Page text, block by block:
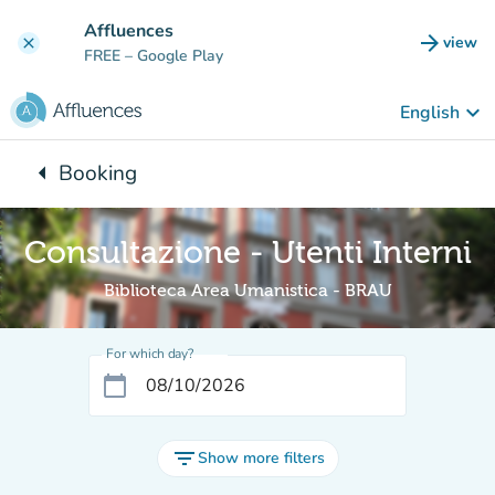
clear Affluences
FREE – Google Play arrow_forward view
(new
English keyboard_arrow_down
arrow_leftBack to:
Booking
Consultazione - Utenti Interni
Biblioteca Area Umanistica - BRAU
For which day?
calendar_today
filter_listShow more filters